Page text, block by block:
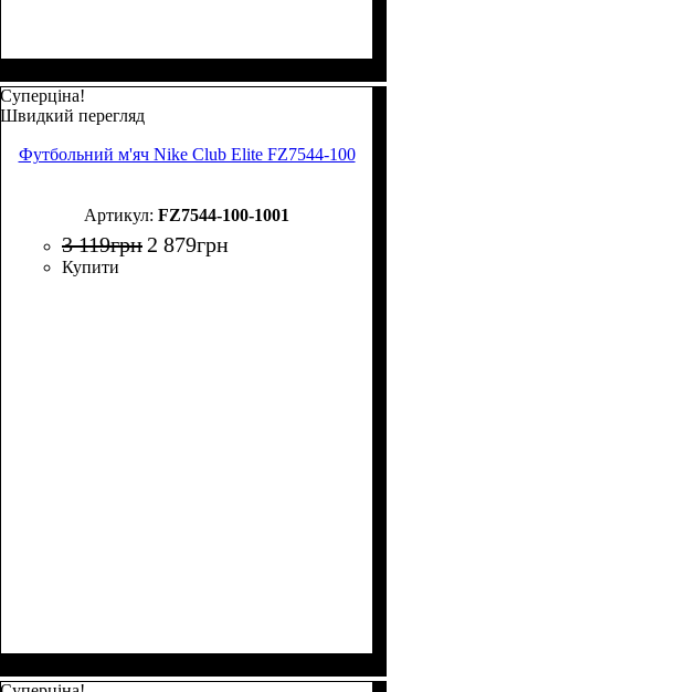
Суперціна!
Швидкий перегляд
Футбольний м'яч Nike Club Elite FZ7544-100
FZ7544-100-1001
3 119грн 2 879грн
Купити